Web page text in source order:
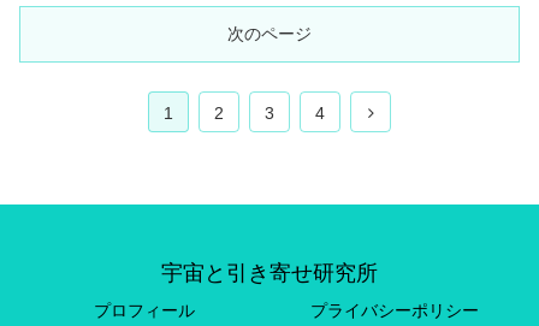
次のページ
1 2 3 4
宇宙と引き寄せ研究所
プロフィール プライバシーポリシー